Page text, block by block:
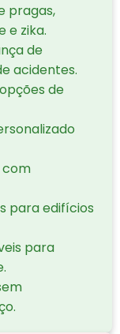
pragas,
e zika.
de
acidentes.
de
com
para edifícios
para